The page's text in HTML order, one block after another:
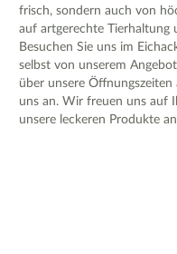
frisch, sondern auch von
auf artgerechte Tierhaltung
Besuchen Sie uns im
selbst von unserem
über unsere
uns an. Wir freuen uns auf
unsere leckeren Produkte